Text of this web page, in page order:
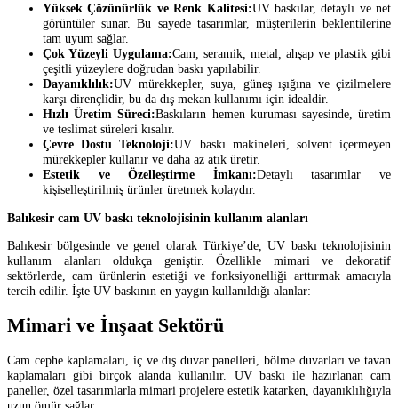
Yüksek Çözünürlük ve Renk Kalitesi:UV baskılar, detaylı ve net
görüntüler sunar. Bu sayede tasarımlar, müşterilerin beklentilerine
tam uyum sağlar.
Çok Yüzeyli Uygulama:Cam, seramik, metal, ahşap ve plastik gibi
çeşitli yüzeylere doğrudan baskı yapılabilir.
Dayanıklılık:UV mürekkepler, suya, güneş ışığına ve çizilmelere
karşı dirençlidir, bu da dış mekan kullanımı için idealdir.
Hızlı Üretim Süreci:Baskıların hemen kuruması sayesinde, üretim
ve teslimat süreleri kısalır.
Çevre Dostu Teknoloji:UV baskı makineleri, solvent içermeyen
mürekkepler kullanır ve daha az atık üretir.
Estetik ve Özelleştirme İmkanı:Detaylı tasarımlar ve
kişiselleştirilmiş ürünler üretmek kolaydır.
Balıkesir cam UV baskı teknolojisinin kullanım alanları
Balıkesir bölgesinde ve genel olarak Türkiye’de, UV baskı teknolojisinin
kullanım alanları oldukça geniştir. Özellikle mimari ve dekoratif
sektörlerde, cam ürünlerin estetiği ve fonksiyonelliği arttırmak amacıyla
tercih edilir. İşte UV baskının en yaygın kullanıldığı alanlar:
Mimari ve İnşaat Sektörü
Cam cephe kaplamaları, iç ve dış duvar panelleri, bölme duvarları ve tavan
kaplamaları gibi birçok alanda kullanılır. UV baskı ile hazırlanan cam
paneller, özel tasarımlarla mimari projelere estetik katarken, dayanıklılığıyla
uzun ömür sağlar.